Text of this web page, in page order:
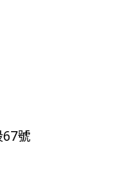
67號